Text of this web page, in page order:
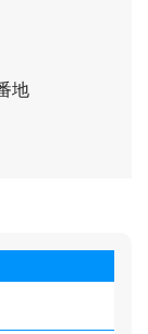
地